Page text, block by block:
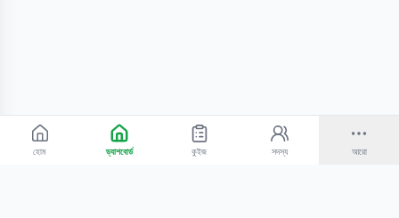
হোম ড্যাশবোর্ড কুইজ সদস্য আরো